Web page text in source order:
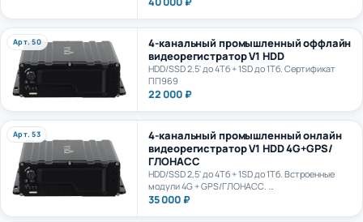
Арт. 50
4-канальный промышленный оффлайн
видеорегистратор V1 HDD
HDD/SSD 2.5' до 4Тб + 1SD до 1Тб. Сертификат
ПП969
22 000 ₽
Арт. 53
4-канальный промышленный онлайн
видеорегистратор V1 HDD 4G+GPS/
ГЛОНАСС
HDD/SSD 2,5' до 4Тб + 1SD до 1Тб. Встроенные
модули 4G + GPS/ГЛОНАСС.
Сертификат ПП969
35 000 ₽